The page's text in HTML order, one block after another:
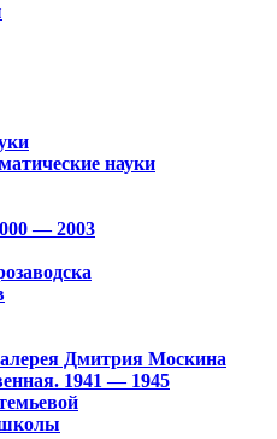
науки
— 2003
Дмитрия Москина
1941 — 1945
школы